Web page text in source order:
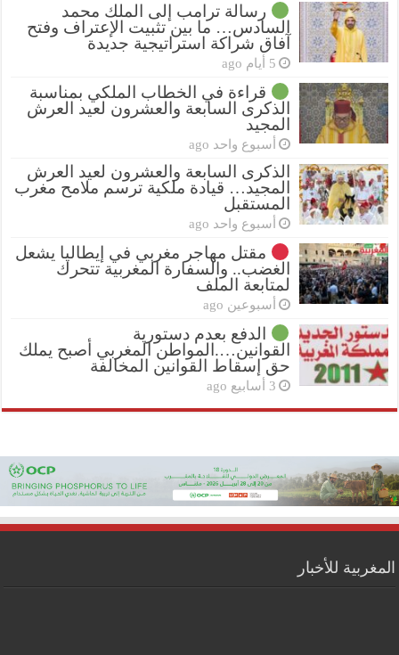
رسالة ترامب إلى الملك محمد
السادس… ما بين تثبيت الإعتراف وفتح
آفاق شراكة استراتيجية جديدة
5 أيام ago
قراءة في الخطاب الملكي بمناسبة
الذكرى السابعة والعشرون لعيد العرش
المجيد
أسبوع واحد ago
الذكرى السابعة والعشرون لعيد العرش
المجيد… قيادة ملكية ترسم ملامح مغرب
المستقبل
أسبوع واحد ago
مقتل مهاجر مغربي في إيطاليا يشعل
الغضب.. والسفارة المغربية تتحرك
لمتابعة الملف
أسبوعين ago
الدفع بعدم دستورية
القوانين….المواطن المغربي أصبح يملك
حق إسقاط القوانين المخالفة
3 أسابيع ago
المغربية للأخبار